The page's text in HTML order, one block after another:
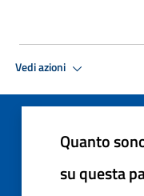
Vedi azioni
Quanto
su questa